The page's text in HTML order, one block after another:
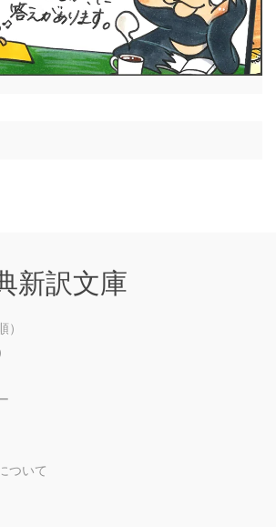
新訳文庫
ついて